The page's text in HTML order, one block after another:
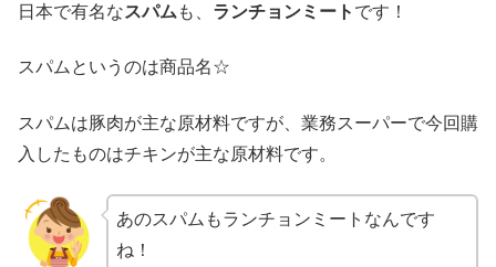
日本で有名なスパム も、 ランチョンミート です！
スパムというのは商品名☆
スパムは豚肉が主な原材料ですが、業務スーパーで今回購
入したものはチキンが主な原材料です。
あのスパムもランチョンミートなんです
ね！